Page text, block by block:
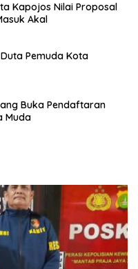
Kapojos Nilai Proposal
Akal
Pemuda Kota
Buka Pendaftaran
Muda